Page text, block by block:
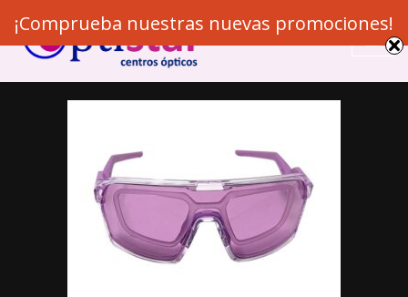
Skip
¡Comprueba nuestras nuevas promociones!